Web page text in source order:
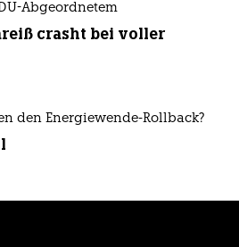
Abgeordnetem
crasht bei voller
den Energiewende-Rollback?